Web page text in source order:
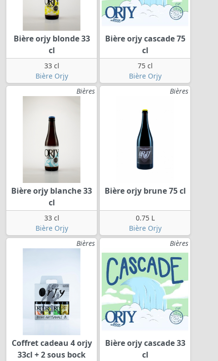
Bière orjy blonde 33
cl
33 cl
Bière Orjy
Bière orjy cascade 75
cl
75 cl
Bière Orjy
Bières
Bière orjy blanche 33
cl
33 cl
Bière Orjy
Bières
Bière orjy brune 75 cl
0.75 L
Bière Orjy
Bières
Coffret cadeau 4 orjy
33cl + 2 sous bock
Bières
Bière orjy cascade 33
cl